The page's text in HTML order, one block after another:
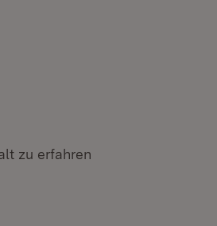
zu erfahren